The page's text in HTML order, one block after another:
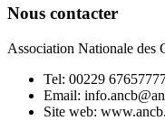
Nous contacter
Association Nationale
Tel: 00229
Email:
Site web: